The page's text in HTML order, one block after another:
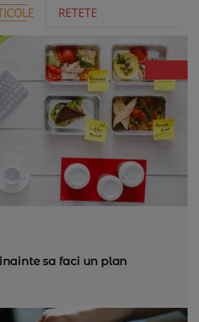
RETETE
sa faci un plan